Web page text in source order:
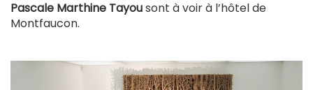
Pascale Marthine Tayousont à voir à l’hôtel de
Montfaucon.